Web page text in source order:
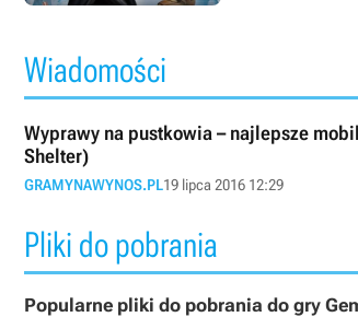
Wiadomości
Wyprawy na pustkowia – najlepsze
Shelter)
GRAMYNAWYNOS.PL19 lipca 2016 12:29
Pliki do pobrania
Popularne pliki do pobrania do gry